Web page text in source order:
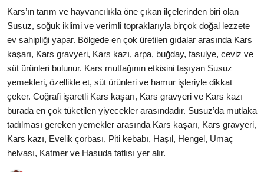
Rüya Tabirleri
Diyet & Sağlıklı Beslenme
İletişim
Şehirler
Helal Gıda & Dini Hükümler
Gıda Güvenliği & Bilimi
Kars’ın tarım ve hayvancılıkla öne çıkan ilçelerinden biri olan
Susuz, soğuk iklimi ve verimli topraklarıyla birçok doğal lezzete
ev sahipliği yapar. Bölgede en çok üretilen gıdalar arasında Kars
kaşarı, Kars gravyeri, Kars kazı, arpa, buğday, fasulye, ceviz ve
süt ürünleri bulunur. Kars mutfağının etkisini taşıyan Susuz
yemekleri, özellikle et, süt ürünleri ve hamur işleriyle dikkat
çeker. Coğrafi işaretli Kars kaşarı, Kars gravyeri ve Kars kazı
burada en çok tüketilen yiyecekler arasındadır. Susuz’da mutlaka
tadılması gereken yemekler arasında Kars kaşarı, Kars gravyeri,
Kars kazı, Evelik çorbası, Piti kebabı, Haşıl, Hengel, Umaç
helvası, Katmer ve Hasuda tatlısı yer alır.